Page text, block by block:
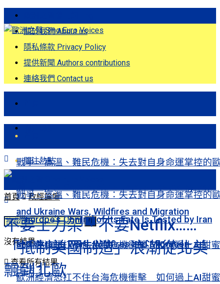
關於我們 About us
隱私條款 Privacy Policy
提供新聞 Authors contributions
連絡我們 Contact us
戰爭、高溫、難民危機：失去對自身命運掌控的
and Ukraine Wars, Wildfires and Migration
歐洲經濟恐扛不住台海危機衝擊 如何過上AI甜蜜
生活？
關注熱點
戰爭、高溫、難民危機：失去對自身命運掌控的
洲Europe’s Control of Its Fate Is Tested by Iran
and Ukraine Wars, Wildfires and Migration
歐洲經濟恐扛不住台海危機衝擊 如何過上AI甜蜜
沒有結果
查看所有結果
首頁 政經論壇
不要士力架、不要Netflix……
「抵制美國制造」浪潮從北美
飄到北歐